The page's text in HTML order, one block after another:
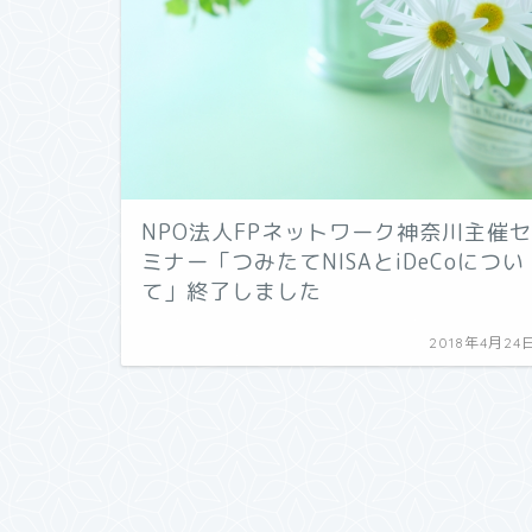
NPO法人FPネットワーク神奈川主催セ
ミナー「つみたてNISAとiDeCoについ
て」終了しました
2018年4月24